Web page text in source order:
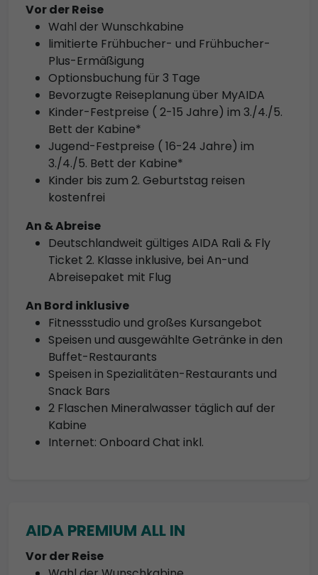
Vor der Reise
Wahl der Wunschkabine
limitierte Frühbucher- und Frühbucher-
Plus-Ermäßigung
Optionsbuchung für 3 Tage
Bevorzugte Reiseplanung über MyAIDA
Kinder-Festpreise ( 2-15 Jahre) im 3./4./5.
Bett der Kabine*
Jugend-Festpreise ( 16-24 Jahre) im
3./4./5. Bett der Kabine*
Kinder bis zum 2. Geburtstag reisen
kostenfrei
An & Abreise
Deutschlandweit gültiges AIDA Rali & Fly
Ticket 2. Klasse inklusive, bei An-und
Abreisepaket mit Flug
An Bord inklusive
Fitnessstudio und großes Kursangebot
Speisen und ausgewählte Getränke in den
Buffet-Restaurants
Speisen in Spezialitäten-Restaurants und
Snack Bars
2 Flaschen Mineralwasser täglich auf der
Kabine
Internet: Onboard Chat inkl.
AIDA PREMIUM ALL IN
Vor der Reise